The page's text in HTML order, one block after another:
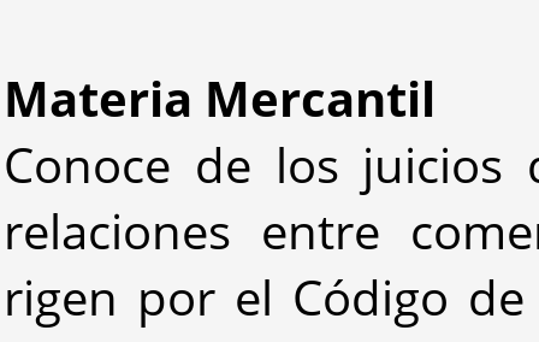
Materia Mercantil
Conoce de los juicios
relaciones entre
rigen por el Código